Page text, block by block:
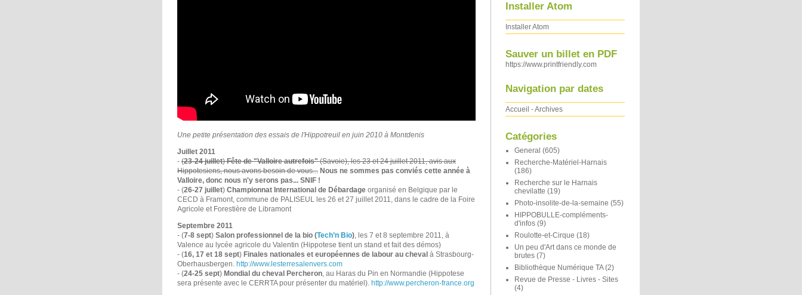
Une petite présentation des essais de l'Hippotreuil en juin 2010 à Montdenis
Juillet 2011
- (23-24 juillet)Fête de "Valloire autrefois"(Savoie), les 23 et 24 juillet 2011, avis aux
Hippotesiens, nous avons besoin de vous... Nous ne sommes pas conviés cette année à
Valloire, donc nous n'y serons pas... SNIF !
- (26-27 juillet) Championnat International de Débardage organisé en Belgique par le
CECD à Framont, commune de PALISEUL les 26 et 27 juillet 2011, dans le cadre de la Foire
Agricole et Forestière de Libramont
Septembre 2011
- (7-8 sept) Salon professionnel de la bio (Tech’n Bio), les 7 et 8 septembre 2011, à
Valence au lycée agricole du Valentin (Hippotese tient un stand et fait des démos)
- (16, 17 et 18 sept) Finales nationales et européennes de labour au cheval à Strasbourg-
Oberhausbergen. http://www.lesterresalenvers.com
- (24-25 sept) Mondial du cheval Percheron, au Haras du Pin en Normandie (Hippotese
sera présente avec le CERRTA pour présenter du matériel). http://www.percheron-france.org
Installer Atom
Installer Atom
Sauver un billet en PDF
https://www.printfriendly.com
Navigation par dates
Accueil -Archives
Catégories
General (605)
Recherche-Matériel-Harnais
(186)
Recherche sur le Harnais
chevilatte (19)
Photo-insolite-de-la-semaine (55)
HIPPOBULLE-compléments-
d'infos (9)
Roulotte-et-Cirque (18)
Un peu d'Art dans ce monde de
brutes (7)
Bibliothèque Numérique TA (2)
Revue de Presse - Livres - Sites
(4)